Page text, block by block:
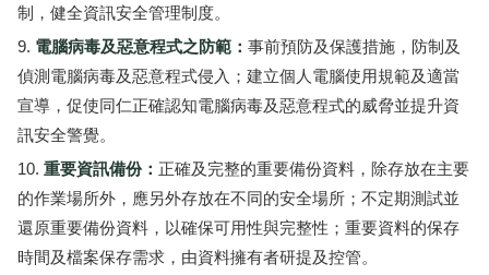
制，健全資訊安全管理制度。
電腦病毒及惡意程式之防範： 事前預防及保護措施，防制及
偵測電腦病毒及惡意程式侵入；建立個人電腦使用規範及適當
宣導，促使同仁正確認知電腦病毒及惡意程式的威脅並提升資
訊安全警覺。
重要資訊備份： 正確及完整的重要備份資料，除存放在主要
的作業場所外，應另外存放在不同的安全場所；不定期測試並
還原重要備份資料，以確保可用性與完整性；重要資料的保存
時間及檔案保存需求，由資料擁有者研提及控管。